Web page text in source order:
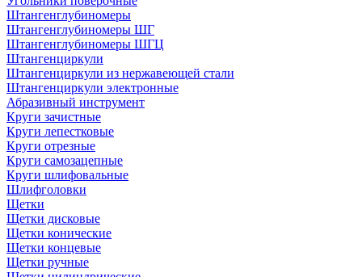
Штангенглубиномеры
Штангенглубиномеры ШГ
Штангенглубиномеры ШГЦ
Штангенциркули
Штангенциркули из нержавеющей стали
Штангенциркули электронные
Абразивный инструмент
Круги зачистные
Круги лепестковые
Круги отрезные
Круги самозацепные
Круги шлифовальные
Шлифголовки
Щетки
Щетки дисковые
Щетки конические
Щетки концевые
Щетки ручные